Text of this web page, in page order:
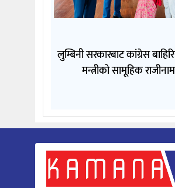
लुम्बिनी सरकारबाट कांग्रेस
मन्त्रीको सामूहिक